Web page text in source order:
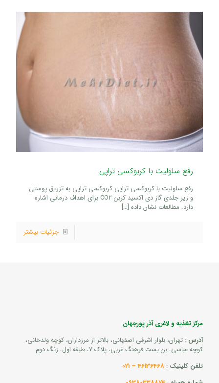
رفع سلولیت با کربوکسی تراپی
رفع سلولیت با کربوکسی تراپی کربوکسی تراپی به تزریق پوستی
و زیر جلدی گاز دی اکسید کربن CO2 برای اهداف درمانی اشاره
دارد. مطالعات نشان داده […]
جزئیات بیشتر
مرکز تغذیه و لاغری آذر پورجهان
آدرس : تهران، بلوار اشرفی اصفهانی، بالاتر از مرزداران، کوچه ولدخانی،
کوچه عباسی، بن بست فرهنگ غربی، پلاک 7، طبقه اول، زنگ دوم
تلفن کلینیک :
46136468 – 021